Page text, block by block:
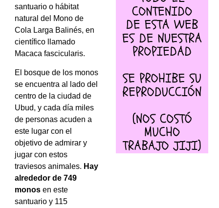
santuario o hábitat
natural del Mono de
Cola Larga Balinés, en
científico llamado
Macaca fascicularis.
El bosque de los monos
se encuentra al lado del
centro de la ciudad de
Ubud, y cada día miles
de personas acuden a
este lugar con el
objetivo de admirar y
jugar con estos
traviesos animales. Hay
alrededor de 749
monos en este
santuario y 115